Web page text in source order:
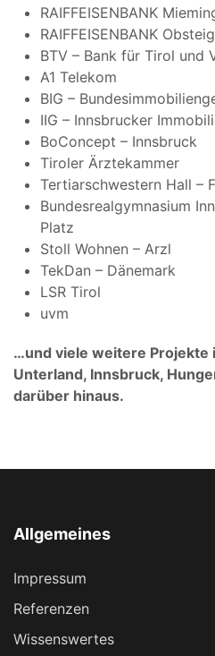
RAIFFEISENBANK
RAIFFEISENBANK Obsteig
BTV – Bank für Tirol und
A1 Telekom
BIG –
IIG – Innsbrucker
BoConcept – Innsbruck
Tiroler Ärztekammer
Tertiarschwestern Hall –
Bundesrealgymnasium
Platz
Stoll Wohnen – Arzl
TekDan – Dänemark
LSR Tirol
uvm
…und viele weitere Projekte
Unterland, Innsbruck,
darüber hinaus.
Allgemeines
Impressum
Referenzen
Wissenswertes